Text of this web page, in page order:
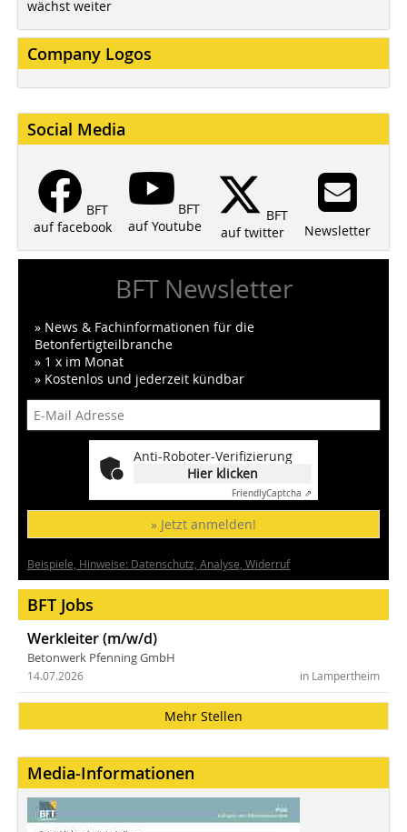
wächst weiter
Company Logos
Social Media
BFT
auf facebook
BFT
auf Youtube
BFT
auf twitter
Newsletter
BFT Newsletter
» News & Fachinformationen für die
Betonfertigteilbranche
» 1 x im Monat
» Kostenlos und jederzeit kündbar
Anti-Roboter-Verifizierung
Hier klicken
FriendlyCaptcha ⇗
» Jetzt anmelden!
Beispiele, Hinweise: Datenschutz, Analyse, Widerruf
BFT Jobs
Werkleiter (m/w/d)
Betonwerk Pfenning GmbH
in Lampertheim
14.07.2026
Mehr Stellen
Media-Informationen